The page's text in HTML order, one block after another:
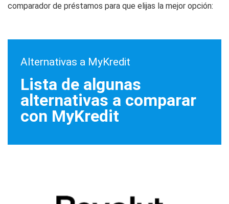
comparador de préstamos para que elijas la mejor opción:
Alternativas a MyKredit
Lista de algunas
alternativas a comparar
con MyKredit